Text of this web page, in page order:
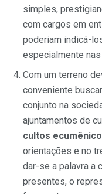
simples,
com cargos em
poderiam indicá-
especialmente
Com um terreno
conveniente
conjunto na
ajuntamentos de
cultos
orientações e no
dar-se a palavra a
presentes, o